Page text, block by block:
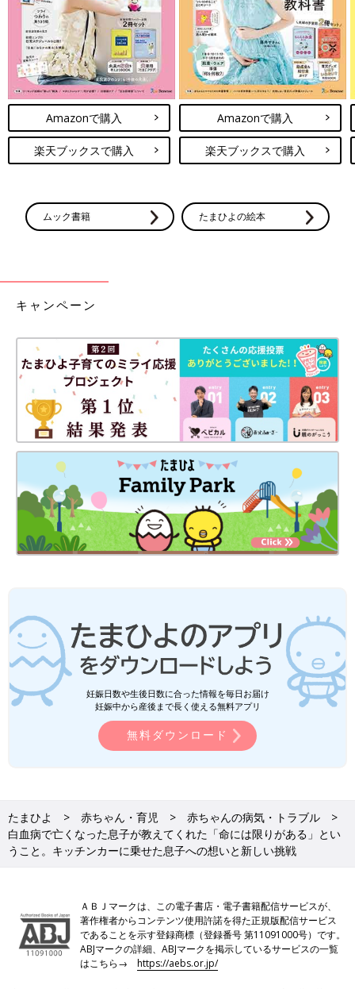
Amazonで購入
楽天ブックスで購入
Amazonで購入
楽天ブックスで購入
ムック書籍 たまひよの絵本
キャンペーン
妊娠日数や生後日数に合った情報を毎日お届け
妊娠中から産後まで長く使える無料アプリ
無料ダウンロード
たまひよ 赤ちゃん・育児
赤ちゃんの病気・トラブル
白血病で亡くなった息子が教えてくれた「命には限りがある」とい
うこと。キッチンカーに乗せた息子への想いと新しい挑戦
ＡＢＪマークは、この電子書店・電子書籍配信サービスが、
著作権者からコンテンツ使用許諾を得た正規版配信サービス
であることを示す登録商標（登録番号 第11091000号）です。
ABJマークの詳細、ABJマークを掲示しているサービスの一覧
はこちら→https://aebs.or.jp/